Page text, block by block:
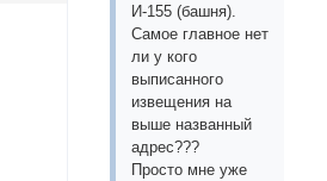
И-155 (башня).
Самое главное нет
ли у кого
выписанного
извещения на
выше названный
адрес???
Просто мне уже